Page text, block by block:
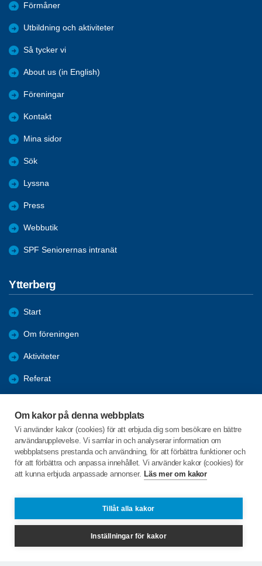
Om kakor på denna webbplats
Vi använder kakor (cookies) för att erbjuda dig som besökare en bättre
användarupplevelse. Vi samlar in och analyserar information om
webbplatsens prestanda och användning, för att förbättra funktioner och
för att förbättra och anpassa innehållet. Vi använder kakor (cookies) för
att kunna erbjuda anpassade annonser. Läs mer om kakor
Tillåt alla kakor
Inställningar för kakor
Förmåner
Utbildning och aktiviteter
Så tycker vi
About us (in English)
Föreningar
Kontakt
Mina sidor
Sök
Lyssna
Press
Webbutik
SPF Seniorernas intranät
Ytterberg
Start
Om föreningen
Aktiviteter
Referat
Förmåner
Bli medlem
C/o:Carl Bergsten
E-post: carl.i.bergsten@gmail.com